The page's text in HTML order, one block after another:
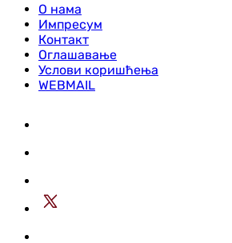
О нама
Импресум
Контакт
Оглашавање
Услови коришћења
WEBMAIL